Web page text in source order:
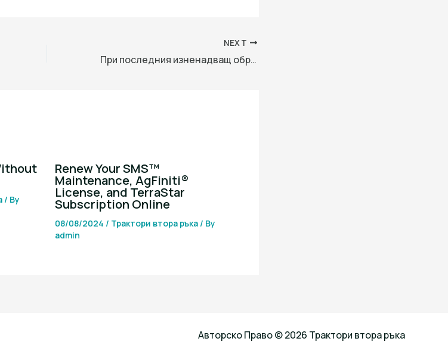
NEXT
При последния изненадващ обрат в историята, кои всъщност са късните съветски лидери днес?
/ By
Renew Your SMS™
Maintenance, AgFiniti®
License, and TerraStar
Subscription Online
08/08/2024 / Трактори втора ръка/ By
admin
Авторско Право © 2026 Трактори втора ръка